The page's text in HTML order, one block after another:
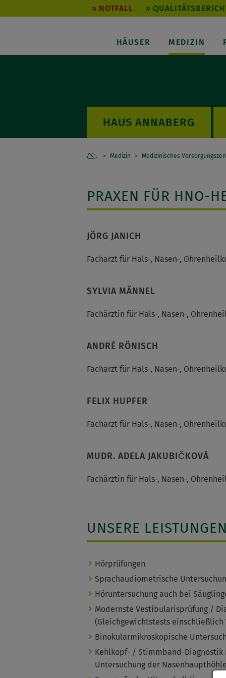
NOTFALL
HÄUSER MEDIZIN
ANNABERG
Home
Medizin Medizinisches
PRAXEN FÜR HNO-
JÖRG JANICH
Facharzt für Hals-, Nasen-,
SYLVIA MÄNNEL
Fachärztin für Hals-, Nasen-,
ANDRÉ RÖNISCH
Facharzt für Hals-, Nasen-,
FELIX HUPFER
Facharzt für Hals-, Nasen-,
MUDR. ADELA JAKUBIČKOVÁ
Fachärztin für Hals-, Nasen-,
UNSERE LEISTUNGEN
Hörprüfungen
Sprachaudiometrische
Höruntersuchung auch bei
Modernste Vestibularisprüfung /
(Gleichgewichtstests einschließlich
Binokularmikroskopische
Kehlkopf- / Stimmband-
Untersuchung der